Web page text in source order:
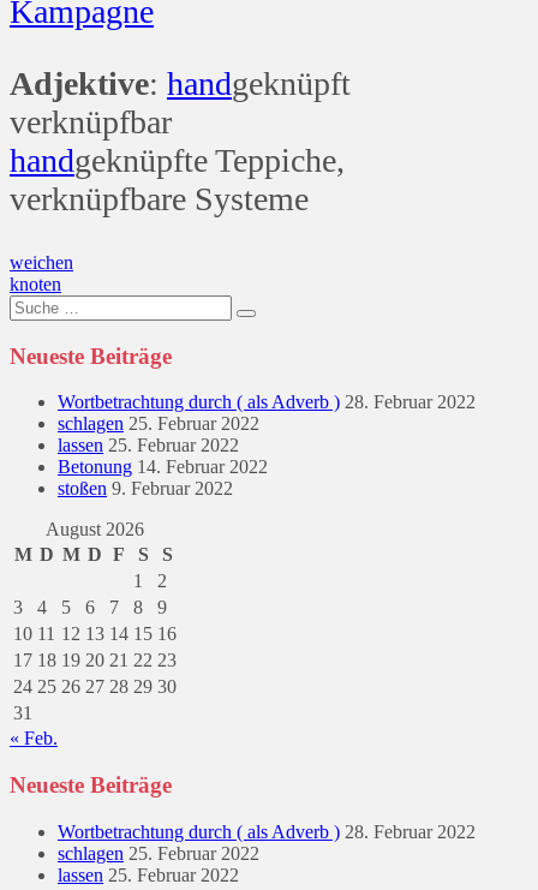
Kampagne
Adjektive: handgeknüpft
verknüpfbar
handgeknüpfte Teppiche,
verknüpfbare Systeme
Beitragsnavigation
weichen
knoten
Suche
nach:
Neueste Beiträge
Wortbetrachtung durch ( als Adverb ) 28. Februar 2022
schlagen 25. Februar 2022
lassen 25. Februar 2022
Betonung 14. Februar 2022
stoßen 9. Februar 2022
August 2026
M D M D F S
S
1
2
3
4 5 6 7 8
9
10 11 12 13 14 15 16
17 18 19 20 21 22 23
24 25 26 27 28 29 30
31
« Feb.
Neueste Beiträge
Wortbetrachtung durch ( als Adverb ) 28. Februar 2022
schlagen 25. Februar 2022
lassen 25. Februar 2022